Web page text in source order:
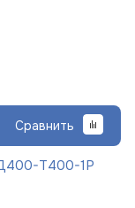
Сравнить
Т400-1Р